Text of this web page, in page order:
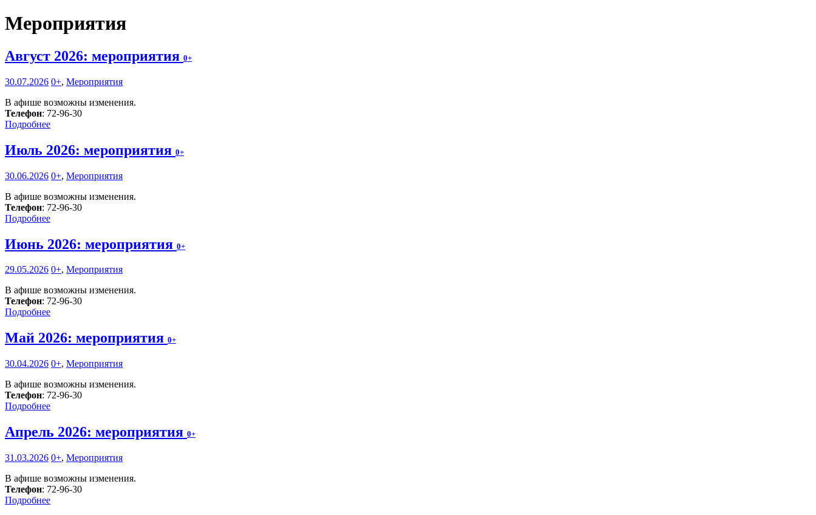
Мероприятия
Август 2026: мероприятия 0+
30.07.2026 0+, Мероприятия
В афише возможны изменения.
Телефон: 72-96-30
Подробнее
Июль 2026: мероприятия 0+
30.06.2026 0+, Мероприятия
В афише возможны изменения.
Телефон: 72-96-30
Подробнее
Июнь 2026: мероприятия 0+
29.05.2026 0+, Мероприятия
В афише возможны изменения.
Телефон: 72-96-30
Подробнее
Май 2026: мероприятия 0+
30.04.2026 0+, Мероприятия
В афише возможны изменения.
Телефон: 72-96-30
Подробнее
Апрель 2026: мероприятия 0+
31.03.2026 0+, Мероприятия
В афише возможны изменения.
Телефон: 72-96-30
Подробнее